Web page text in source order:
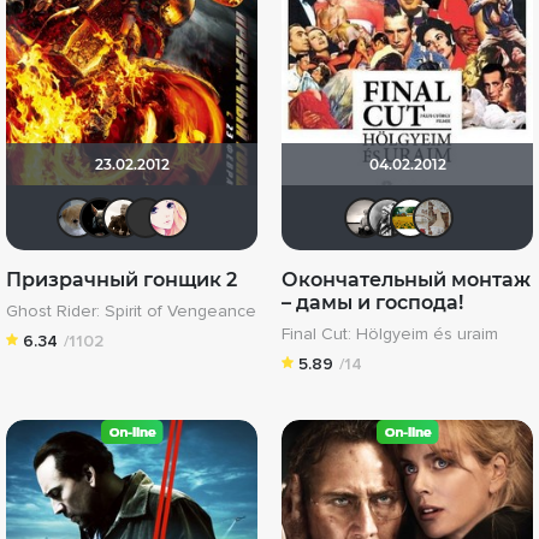
23.02.2012
Анюта*-* LouisDeFunes
Via ad inferos
Призрачный гонщик 2
Ghost Rider: Spirit of Vengeance
6.34 /1102
04.02.2012
Окончательный монтаж
– дамы и господа!
Final Cut: Hölgyeim és uraim
5.89 /14